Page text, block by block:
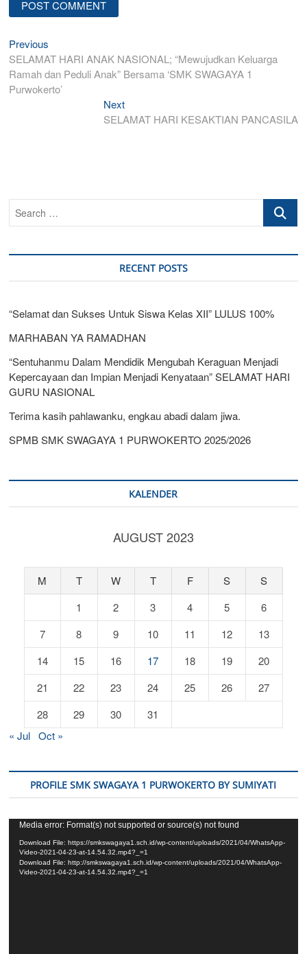
Post
navigation
Previous
post:
SELAMAT HARI ANAK NASIONAL; “Mewujudkan Keluarga
Ramah dan Peduli Anak” Bersama ‘SMK SWAGAYA 1
Purwokerto’
NextNext
post:
SELAMAT HARI KESAKTIAN PANCASILA
Search
RECENT POSTS
“Selamat dan Sukses Untuk Siswa Kelas XII” LULUS 100%
MARHABAN YA RAMADHAN
“Sentuhanmu Dalam Mendidik Mengubah Keraguan Menjadi
Kepercayaan dan Impian Menjadi Kenyataan” SELAMAT HARI
GURU NASIONAL
Terima kasih pahlawanku, engkau abadi dalam jiwa.
SPMB SMK SWAGAYA 1 PURWOKERTO 2025/2026
KALENDER
AUGUST 2023
M T W T F S
S
1
2 3 4 5
6
7
8 9 10 11 12
13
14
15 16 17 18 19
20
21
22 23 24 25 26
27
28
29 30
31
« Jul Oct »
PROFILE SMK SWAGAYA 1 PURWOKERTO BY SUMIYATI
Video
Player
Media error: Format(s) not supported or source(s) not found
Download File: https://smkswagaya1.sch.id/wp-content/uploads/2021/04/WhatsApp-
Video-2021-04-23-at-14.54.32.mp4?_=1
Download File: http://smkswagaya1.sch.id/wp-content/uploads/2021/04/WhatsApp-
Video-2021-04-23-at-14.54.32.mp4?_=1